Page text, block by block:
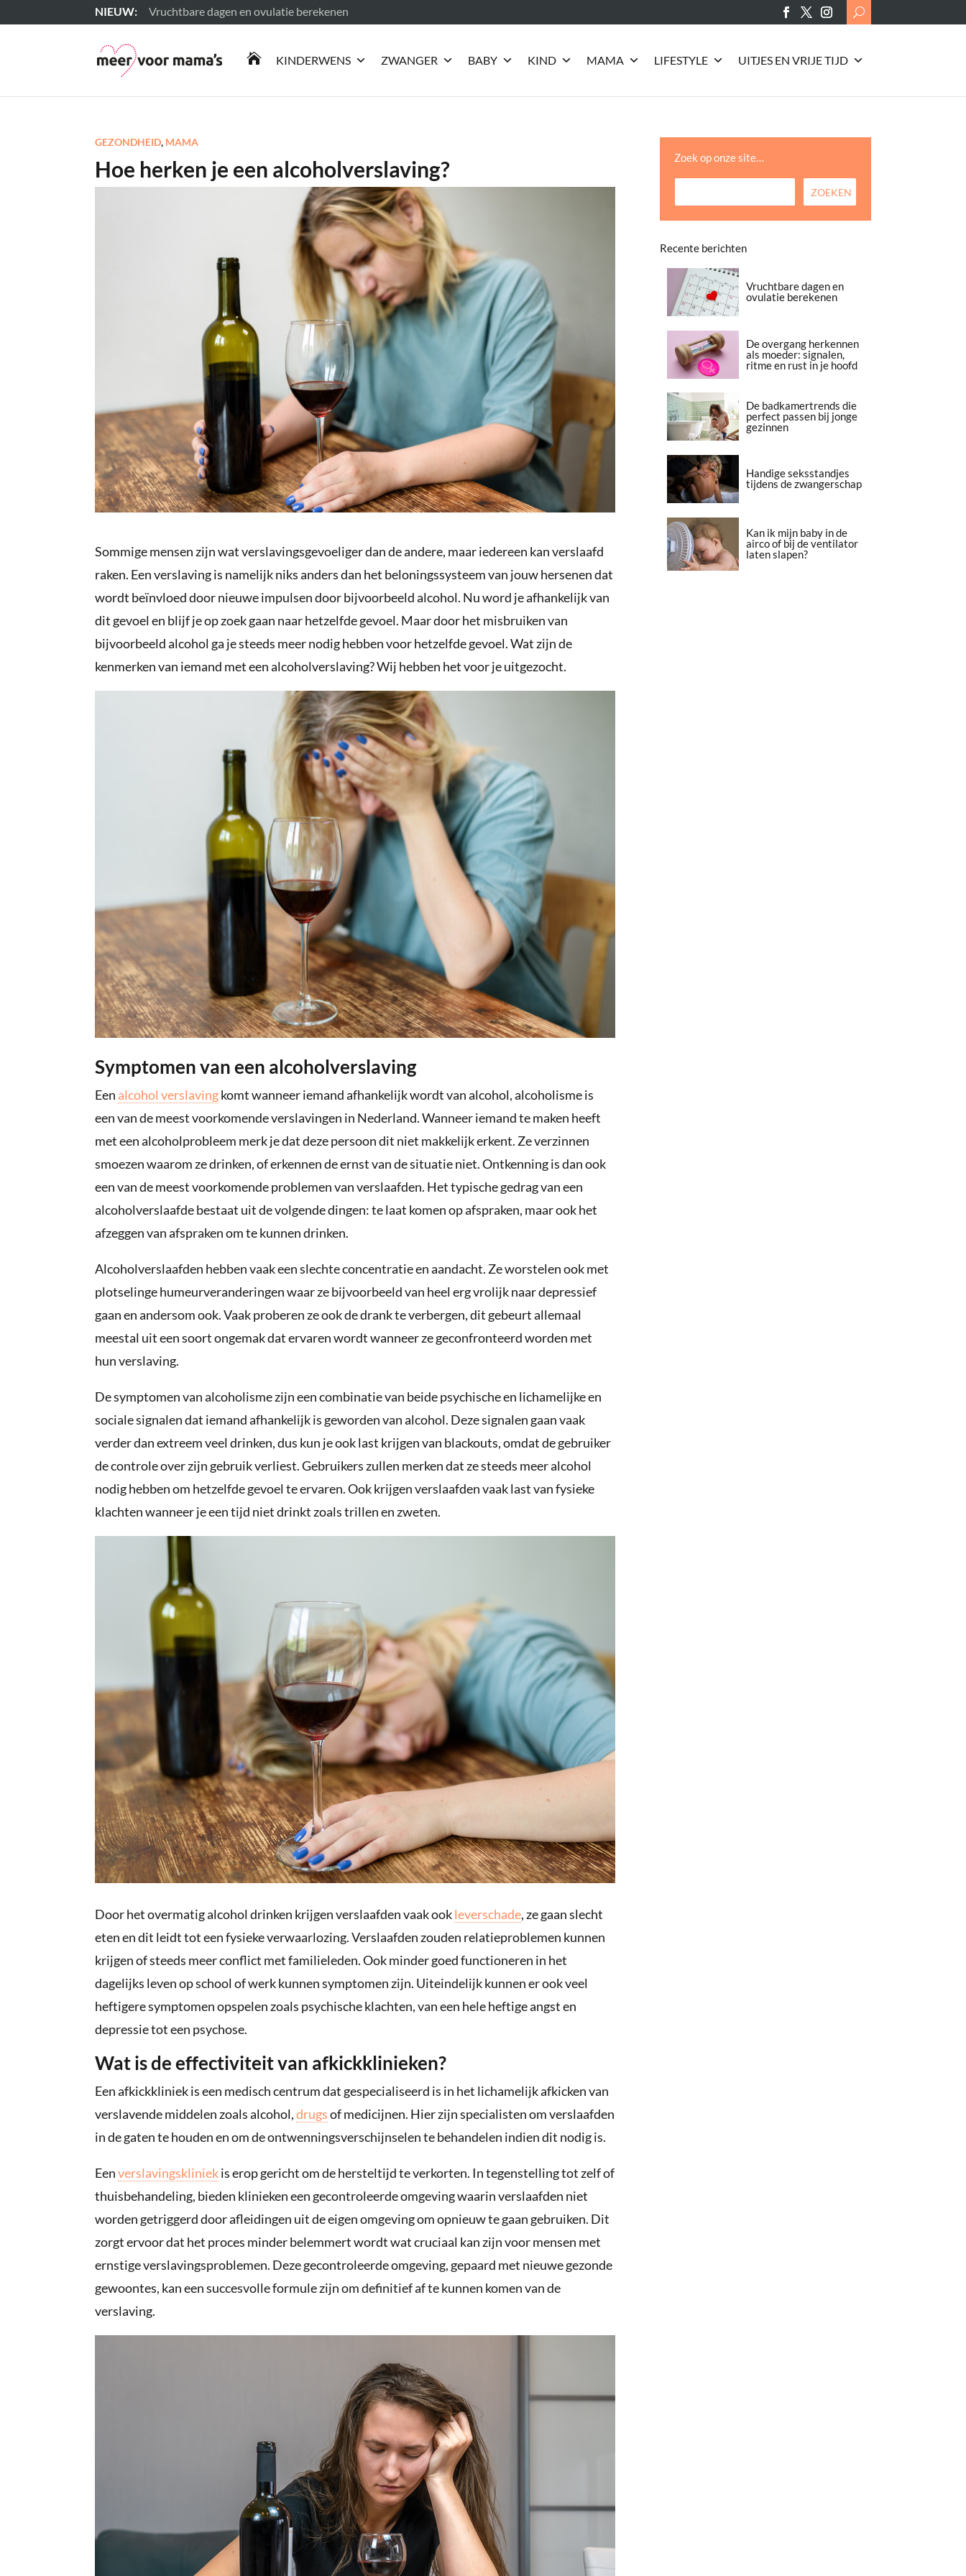
Vruchtbare dagen en ovulatie berekenen
Lees meer
Search
for:
 KINDERWENS ZWANGER BABY KIND MAMA LIFESTYLE UITJES EN VRIJE TIJD
GEZONDHEID, MAMA
Hoe herken je een alcoholverslaving?
Sommige mensen zijn wat verslavingsgevoeliger dan de andere, maar iedereen kan verslaafd
raken. Een verslaving is namelijk niks anders dan het beloningssysteem van jouw hersenen dat
wordt beïnvloed door nieuwe impulsen door bijvoorbeeld alcohol. Nu word je afhankelijk van
dit gevoel en blijf je op zoek gaan naar hetzelfde gevoel. Maar door het misbruiken van
bijvoorbeeld alcohol ga je steeds meer nodig hebben voor hetzelfde gevoel. Wat zijn de
kenmerken van iemand met een alcoholverslaving? Wij hebben het voor je uitgezocht.
Symptomen van een alcoholverslaving
Een alcohol verslavingkomt wanneer iemand afhankelijk wordt van alcohol, alcoholisme is
een van de meest voorkomende verslavingen in Nederland. Wanneer iemand te maken heeft
met een alcoholprobleem merk je dat deze persoon dit niet makkelijk erkent. Ze verzinnen
smoezen waarom ze drinken, of erkennen de ernst van de situatie niet. Ontkenning is dan ook
een van de meest voorkomende problemen van verslaafden. Het typische gedrag van een
alcoholverslaafde bestaat uit de volgende dingen: te laat komen op afspraken, maar ook het
afzeggen van afspraken om te kunnen drinken.
Alcoholverslaafden hebben vaak een slechte concentratie en aandacht. Ze worstelen ook met
plotselinge humeurveranderingen waar ze bijvoorbeeld van heel erg vrolijk naar depressief
gaan en andersom ook. Vaak proberen ze ook de drank te verbergen, dit gebeurt allemaal
meestal uit een soort ongemak dat ervaren wordt wanneer ze geconfronteerd worden met
hun verslaving.
De symptomen van alcoholisme zijn een combinatie van beide psychische en lichamelijke en
sociale signalen dat iemand afhankelijk is geworden van alcohol. Deze signalen gaan vaak
verder dan extreem veel drinken, dus kun je ook last krijgen van blackouts, omdat de gebruiker
de controle over zijn gebruik verliest. Gebruikers zullen merken dat ze steeds meer alcohol
nodig hebben om hetzelfde gevoel te ervaren. Ook krijgen verslaafden vaak last van fysieke
klachten wanneer je een tijd niet drinkt zoals trillen en zweten.
Door het overmatig alcohol drinken krijgen verslaafden vaak ookleverschade, ze gaan slecht
eten en dit leidt tot een fysieke verwaarlozing. Verslaafden zouden relatieproblemen kunnen
krijgen of steeds meer conflict met familieleden. Ook minder goed functioneren in het
dagelijks leven op school of werk kunnen symptomen zijn. Uiteindelijk kunnen er ook veel
heftigere symptomen opspelen zoals psychische klachten, van een hele heftige angst en
depressie tot een psychose.
Wat is de effectiviteit van afkickklinieken?
Een afkickkliniek is een medisch centrum dat gespecialiseerd is in het lichamelijk afkicken van
verslavende middelen zoals alcohol,drugsof medicijnen. Hier zijn specialisten om verslaafden
in de gaten te houden en om de ontwenningsverschijnselen te behandelen indien dit nodig is.
Eenverslavingskliniekis erop gericht om de hersteltijd te verkorten. In tegenstelling tot zelf of
thuisbehandeling, bieden klinieken een gecontroleerde omgeving waarin verslaafden niet
worden getriggerd door afleidingen uit de eigen omgeving om opnieuw te gaan gebruiken. Dit
zorgt ervoor dat het proces minder belemmert wordt wat cruciaal kan zijn voor mensen met
ernstige verslavingsproblemen. Deze gecontroleerde omgeving, gepaard met nieuwe gezonde
gewoontes, kan een succesvolle formule zijn om definitief af te kunnen komen van de
verslaving.
Zoek op onze site…
Recente berichten
Vruchtbare dagen en
ovulatie berekenen
De overgang herkennen
als moeder: signalen,
ritme en rust in je hoofd
De badkamertrends die
perfect passen bij jonge
gezinnen
Handige seksstandjes
tijdens de zwangerschap
Kan ik mijn baby in de
airco of bij de ventilator
laten slapen?